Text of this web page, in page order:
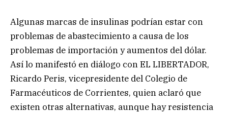
Algunas marcas de insulinas podrían estar con
problemas de abastecimiento a causa de los
problemas de importación y aumentos del dólar.
Así lo manifestó en diálogo con EL LIBERTADOR,
Ricardo Peris, vicepresidente del Colegio de
Farmacéuticos de Corrientes, quien aclaró que
existen otras alternativas, aunque hay resistencia